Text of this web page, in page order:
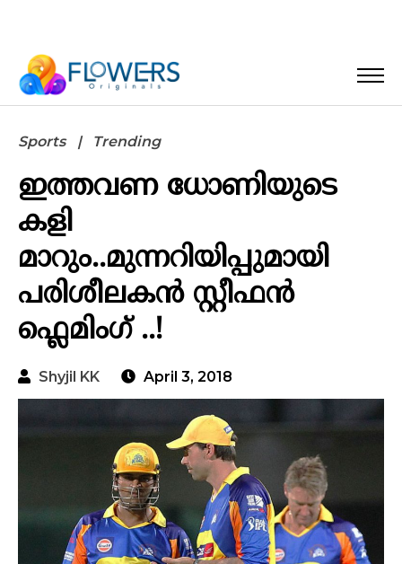
Sports Trending
ഇത്തവണ ധോണിയുടെ
കളി
മാറും..മുന്നറിയിപ്പുമായി
പരിശീലകൻ സ്റ്റീഫൻ
ഫ്ലെമിംഗ് ..!
Shyjil KK April 3, 2018